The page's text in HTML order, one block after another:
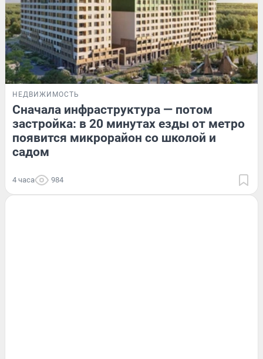
НЕДВИЖИМОСТЬ
Сначала инфраструктура — потом
застройка: в 20 минутах езды от метро
появится микрорайон со школой и
садом
4 часа 984